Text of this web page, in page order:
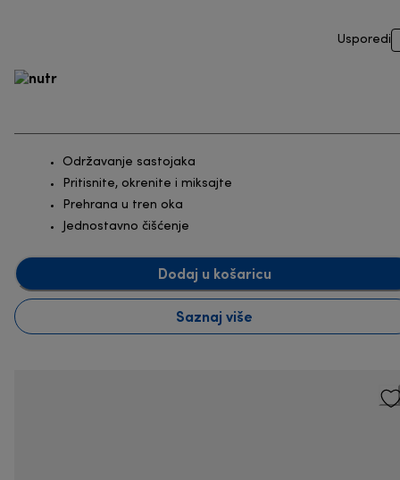
Usporedi
Održavanje sastojaka
Pritisnite, okrenite i miksajte
Prehrana u tren oka
Jednostavno čišćenje
Dodaj u košaricu
Saznaj više